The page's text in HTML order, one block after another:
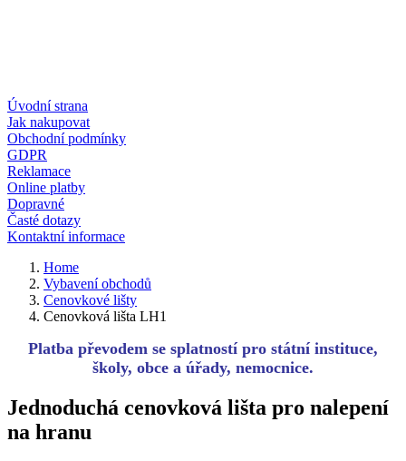
Úvodní strana
Jak nakupovat
Obchodní podmínky
GDPR
Reklamace
Online platby
Dopravné
Časté dotazy
Kontaktní informace
Home
Vybavení obchodů
Cenovkové lišty
Cenovková lišta LH1
Platba převodem se splatností pro státní instituce,
školy, obce a úřady, nemocnice.
Jednoduchá cenovková lišta pro nalepení
na hranu